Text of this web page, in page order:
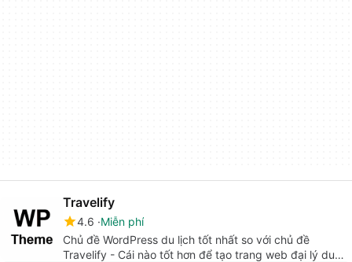
Travelify
4.6 Miễn phí
Chủ đề WordPress du lịch tốt nhất so với chủ đề
Travelify - Cái nào tốt hơn để tạo trang web đại lý du